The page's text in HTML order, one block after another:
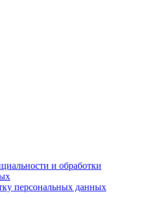
и обработки
персональных данных